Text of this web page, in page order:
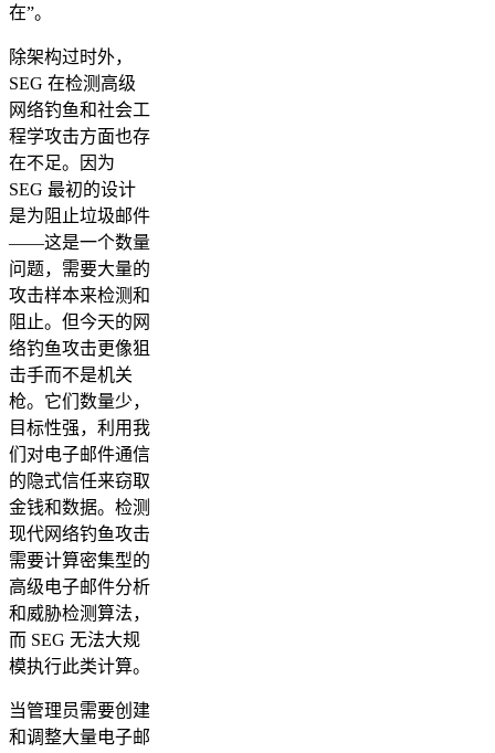
在”。
除架构过时外，
SEG 在检测高级
网络钓鱼和社会工
程学攻击方面也存
在不足。因为
SEG 最初的设计
是为阻止垃圾邮件
——这是一个数量
问题，需要大量的
攻击样本来检测和
阻止。但今天的网
络钓鱼攻击更像狙
击手而不是机关
枪。它们数量少，
目标性强，利用我
们对电子邮件通信
的隐式信任来窃取
金钱和数据。检测
现代网络钓鱼攻击
需要计算密集型的
高级电子邮件分析
和威胁检测算法，
而 SEG 无法大规
模执行此类计算。
当管理员需要创建
和调整大量电子邮